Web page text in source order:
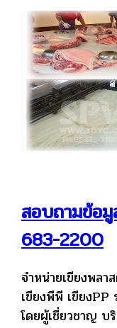
สอบถามข้อมู
683-2200
จำหน่ายเขียงพล
เขียงพีพี เขียง
โดยผู้เชี่ยวชาญ บ